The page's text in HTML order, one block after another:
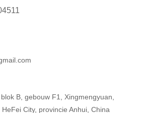
B, gebouw F1, Xingmengyuan,
City, provincie Anhui, China